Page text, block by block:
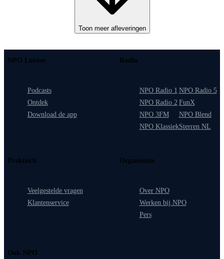
Toon meer afleveringen
NPO Luister
Podcasts
Ontdek
Download de app
Radio
NPO Radio 1
NPO Radio 2
NPO 3FM
NPO Klassiek
NPO Radio 5
FunX
NPO Blend
Sterren NL
Praktisch
Veelgestelde vragen
Klantenservice
Organisatie
Over NPO
Werken bij NPO
Pers
Ook NPO